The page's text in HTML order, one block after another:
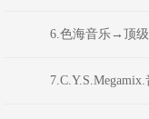
音派对Bounce弹跳重低
6.色海音乐→顶